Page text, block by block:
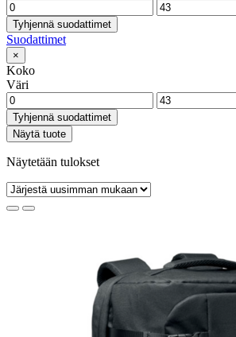
Tyhjennä suodattimet
Suodattimet
×
Koko
Väri
Tyhjennä suodattimet
Näytä tuote
Näytetään tulokset